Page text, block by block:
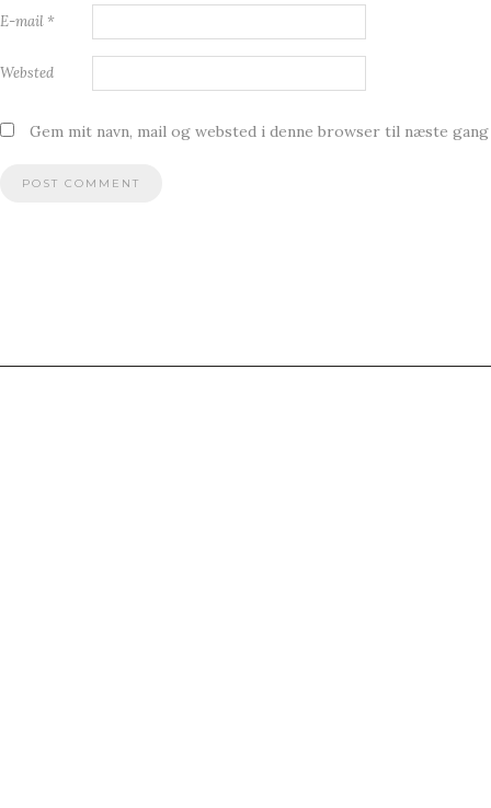
E-mail *
Websted
Gem mit navn, mail og websted i denne browser til næste